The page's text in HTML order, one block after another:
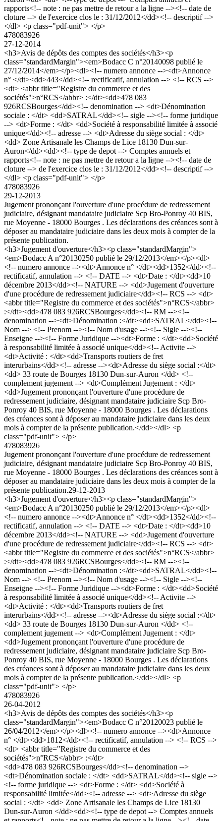
rapports<!-- note : ne pas mettre de retour a la ligne --><!-- date de
cloture --> de l'exercice clos le : 31/12/2012</dd><!-- descriptif -->
</dl> <p class="pdf-unit"> </p>
478083926
27-12-2014
<h3>Avis de dépôts des comptes des sociétés</h3><p
class="standardMargin"><em>Bodacc C n°20140098 publié le
27/12/2014</em></p><dl><!-- numero annonce --><dt>Annonce
n° </dt><dd>443</dd><!-- rectificatif, annulation --> <!-- RCS -->
<dt> <abbr title="Registre du commerce et des
sociétés">n°RCS</abbr> :</dt><dd>478 083
926RCSBourges</dd><!-- denomination --> <dt>Dénomination
sociale : </dt> <dd>SATRAL</dd><!-- sigle --><!-- forme juridique
--> <dt>Forme : </dt> <dd>Société à responsabilité limitée à associé
unique</dd><!-- adresse --> <dt>Adresse du siège social : </dt>
<dd> Zone Artisanale les Champs de Lice 18130 Dun-sur-
Auron</dd><dd><!-- type de depot --> Comptes annuels et
rapports<!-- note : ne pas mettre de retour a la ligne --><!-- date de
cloture --> de l'exercice clos le : 31/12/2012</dd><!-- descriptif -->
</dl> <p class="pdf-unit"> </p>
478083926
29-12-2013
Jugement prononçant l'ouverture d'une procédure de redressement
judiciaire, désignant mandataire judiciaire Scp Bro-Ponroy 40 BIS,
rue Moyenne - 18000 Bourges . Les déclarations des créances sont à
déposer au mandataire judiciaire dans les deux mois à compter de la
présente publication.
<h3>Jugement d'ouverture</h3><p class="standardMargin">
<em>Bodacc A n°20130250 publié le 29/12/2013</em></p><dl>
<!-- numero annonce --><dt>Annonce n° </dt><dd>1352</dd><!--
rectificatif, annulation --> <!-- DATE --> <dt>Date : </dt><dd>10
décembre 2013</dd><!-- NATURE --> <dd>Jugement d'ouverture
d'une procédure de redressement judiciaire</dd><!-- RCS --> <dt>
<abbr title="Registre du commerce et des sociétés">n°RCS</abbr>
:</dt><dd>478 083 926RCSBourges</dd><!-- RM --><!--
denomination --><dt>Dénomination :</dt><dd>SATRAL</dd><!--
Nom --> <!-- Prenom --><!-- Nom d'usage --><!-- Sigle --><!--
Enseigne --><!-- Forme Juridique --><dt>Forme : </dt><dd>Société
à responsabilité limitée à associé unique</dd><!-- Activite -->
<dt>Activité : </dt><dd>Transports routiers de fret
interurbains</dd><!-- adresse --><dt>Adresse du siège social :</dt>
<dd> 33 route de Bourges 18130 Dun-sur-Auron </dd> <!--
complement jugement --> <dt>Complément Jugement : </dt>
<dd>Jugement prononçant l'ouverture d'une procédure de
redressement judiciaire, désignant mandataire judiciaire Scp Bro-
Ponroy 40 BIS, rue Moyenne - 18000 Bourges . Les déclarations
des créances sont à déposer au mandataire judiciaire dans les deux
mois à compter de la présente publication.</dd></dl> <p
class="pdf-unit"> </p>
478083926
Jugement prononçant l'ouverture d'une procédure de redressement
judiciaire, désignant mandataire judiciaire Scp Bro-Ponroy 40 BIS,
rue Moyenne - 18000 Bourges . Les déclarations des créances sont à
déposer au mandataire judiciaire dans les deux mois à compter de la
présente publication.29-12-2013
<h3>Jugement d'ouverture</h3><p class="standardMargin">
<em>Bodacc A n°20130250 publié le 29/12/2013</em></p><dl>
<!-- numero annonce --><dt>Annonce n° </dt><dd>1352</dd><!--
rectificatif, annulation --> <!-- DATE --> <dt>Date : </dt><dd>10
décembre 2013</dd><!-- NATURE --> <dd>Jugement d'ouverture
d'une procédure de redressement judiciaire</dd><!-- RCS --> <dt>
<abbr title="Registre du commerce et des sociétés">n°RCS</abbr>
:</dt><dd>478 083 926RCSBourges</dd><!-- RM --><!--
denomination --><dt>Dénomination :</dt><dd>SATRAL</dd><!--
Nom --> <!-- Prenom --><!-- Nom d'usage --><!-- Sigle --><!--
Enseigne --><!-- Forme Juridique --><dt>Forme : </dt><dd>Société
à responsabilité limitée à associé unique</dd><!-- Activite -->
<dt>Activité : </dt><dd>Transports routiers de fret
interurbains</dd><!-- adresse --><dt>Adresse du siège social :</dt>
<dd> 33 route de Bourges 18130 Dun-sur-Auron </dd> <!--
complement jugement --> <dt>Complément Jugement : </dt>
<dd>Jugement prononçant l'ouverture d'une procédure de
redressement judiciaire, désignant mandataire judiciaire Scp Bro-
Ponroy 40 BIS, rue Moyenne - 18000 Bourges . Les déclarations
des créances sont à déposer au mandataire judiciaire dans les deux
mois à compter de la présente publication.</dd></dl> <p
class="pdf-unit"> </p>
478083926
26-04-2012
<h3>Avis de dépôts des comptes des sociétés</h3><p
class="standardMargin"><em>Bodacc C n°20120023 publié le
26/04/2012</em></p><dl><!-- numero annonce --><dt>Annonce
n° </dt><dd>1812</dd><!-- rectificatif, annulation --> <!-- RCS -->
<dt> <abbr title="Registre du commerce et des
sociétés">n°RCS</abbr> :</dt>
<dd>478 083 926RCSBourges</dd><!-- denomination -->
<dt>Dénomination sociale : </dt> <dd>SATRAL</dd><!-- sigle -->
<!-- forme juridique --> <dt>Forme : </dt> <dd>Société à
responsabilité limitée</dd><!-- adresse --> <dt>Adresse du siège
social : </dt> <dd> Zone Artisanale les Champs de Lice 18130
Dun-sur-Auron </dd><dd><!-- type de depot --> Comptes annuels